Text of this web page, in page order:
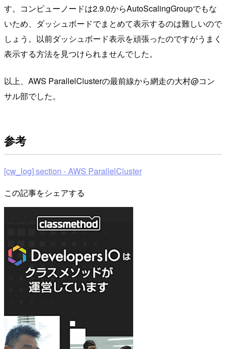
す。コンピューノードは2.9.0からAutoScalingGroupでもな
いため、ダッシュボードでまとめて表示するのは難しいので
しょう。以前ダッシュボード表示を頑張ったのですがうまく
表示する方法を見つけられませんでした。
以上、AWS ParallelClusterの最前線から網走の大村@コン
サル部でした。
参考
[cw_log] section - AWS ParallelCluster
この記事をシェアする